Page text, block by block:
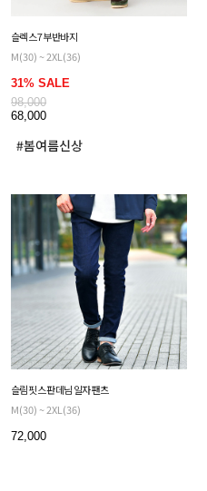
슬렉스 7부 반바지
M(30) ~ 2XL(36)
31% SALE
98,000
68,000
슬림핏 스판 데님 일자 팬츠
M(30) ~ 2XL(36)
72,000